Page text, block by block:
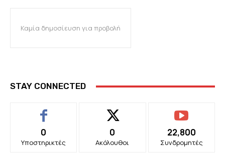
Καμία δημοσίευση για προβολή
STAY CONNECTED
0
Υποστηρικτές
0
Ακόλουθοι
22,800
Συνδρομητές